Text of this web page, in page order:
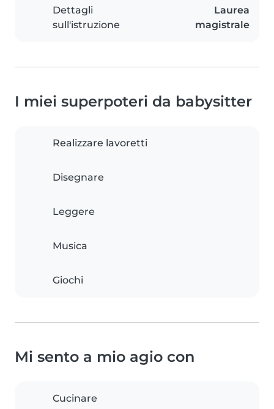
Dettagli
sull'istruzione
Laurea
magistrale
I miei superpoteri da babysitter
Realizzare lavoretti
Disegnare
Leggere
Musica
Giochi
Mi sento a mio agio con
Cucinare